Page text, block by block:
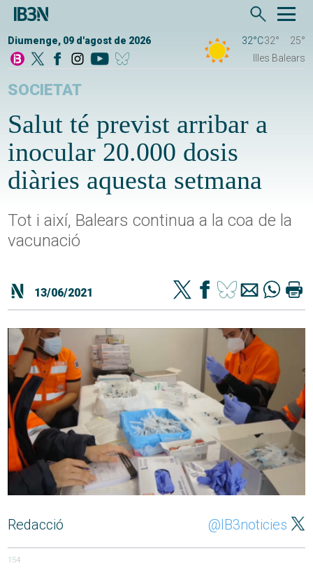
Diumenge, 09 d'agost de 2026 32°C32°
25°
Illes Balears
SOCIETAT
Salut té previst arribar a
inocular 20.000 dosis
diàries aquesta setmana
Tot i així, Balears continua a la coa de la
vacunació
13/06/2021
Redacció @IB3noticies
154